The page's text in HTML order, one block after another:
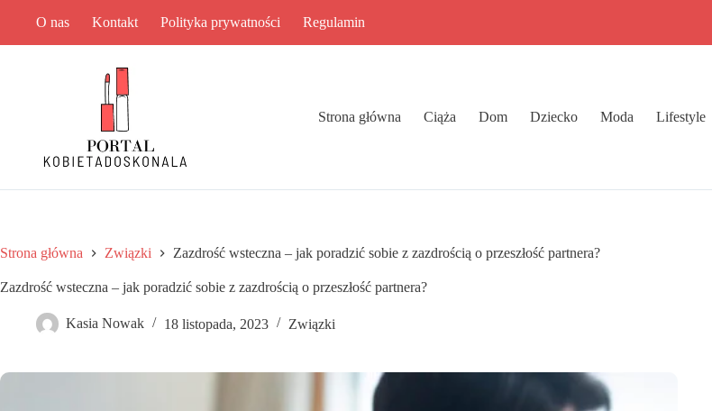
O nas Kontakt Polityka prywatności Regulamin
Strona główna Ciąża Dom Dziecko Moda Lifestyle
Strona główna Związki Zazdrość wsteczna – jak poradzić sobie z zazdrością o przeszłość partnera?
Zazdrość wsteczna – jak poradzić sobie z zazdrością o przeszłość partnera?
Kasia Nowak 18 listopada, 2023 Związki